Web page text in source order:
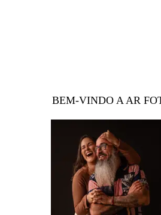
BEM-VINDO A AR